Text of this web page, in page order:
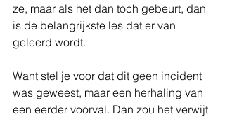
ze, maar als het dan toch gebeurt, dan
is de belangrijkste les dat er van
geleerd wordt.
Want stel je voor dat dit geen incident
was geweest, maar een herhaling van
een eerder voorval. Dan zou het verwijt